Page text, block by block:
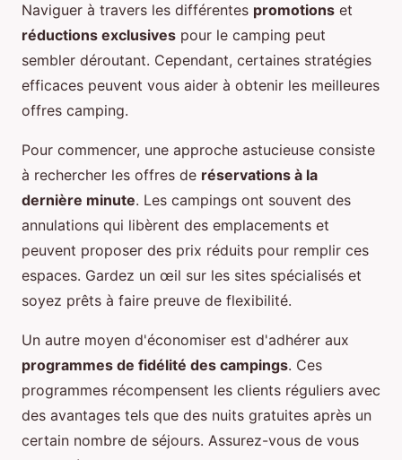
Naviguer à travers les différentes promotions et
réductions exclusives pour le camping peut
sembler déroutant. Cependant, certaines stratégies
efficaces peuvent vous aider à obtenir les meilleures
offres camping.
Pour commencer, une approche astucieuse consiste
à rechercher les offres de réservations à la
dernière minute. Les campings ont souvent des
annulations qui libèrent des emplacements et
peuvent proposer des prix réduits pour remplir ces
espaces. Gardez un œil sur les sites spécialisés et
soyez prêts à faire preuve de flexibilité.
Un autre moyen d'économiser est d'adhérer aux
programmes de fidélité des campings. Ces
programmes récompensent les clients réguliers avec
des avantages tels que des nuits gratuites après un
certain nombre de séjours. Assurez-vous de vous